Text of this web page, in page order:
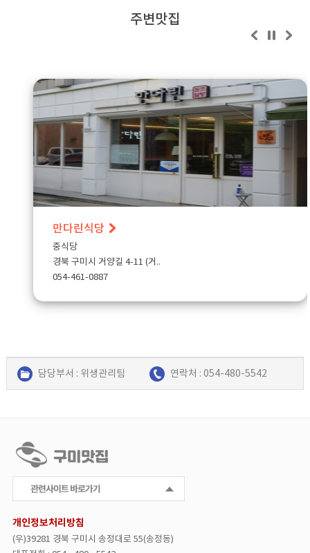
주변맛집
만다린식당
중식당
경북 구미시 거양길 4-11 (거..
054-461-0887
만다린식당
중식당
054-461-0887
담당부서 : 위생관리팀 연락처 : 054-480-5542
개인정보처리방침
(우)39281 경북 구미시 송정대로 55(송정동)